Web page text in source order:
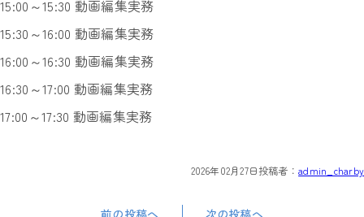
15:00～15:30 動画編集実務
15:30～16:00 動画編集実務
16:00～16:30 動画編集実務
16:30～17:00 動画編集実務
17:00～17:30 動画編集実務
2026年02月27日投稿者：admin_charby
前の投稿へ 次の投稿へ